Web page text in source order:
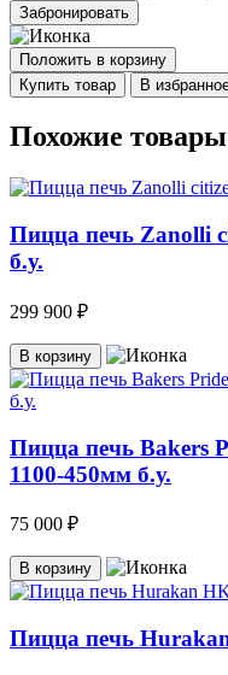
Забронировать
Положить в корзину
Купить товар
В
Похожие товары
Пицца печь Zanolli
б.у.
299 900 ₽
В корзину
Пицца печь Bakers
1100-450мм б.у.
75 000 ₽
В корзину
Пицца печь